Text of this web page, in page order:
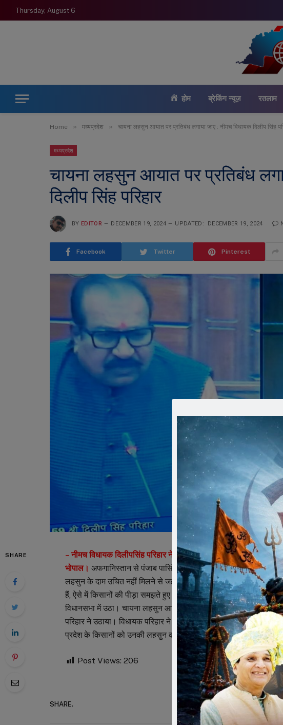
Thursday, August 6
होम ब्रेकिंग न्यूज़ रतलाम
Home » मध्यप्रदेश » चायना लहसुन आयात पर प्रतिबंध लगाया जाए : नीमच विधायक दिलीप सिंह
मध्यप्रदेश
चायना लहसुन आयात पर प्रतिबंध
दिलीप सिंह परिहार
BY EDITOR DECEMBER 19, 2024 UPDATED: DECEMBER 19, 2024
Facebook Twitter Pinterest
SHARE
– नीमच विधायक दिलीपसिंह परिहार ने मध्यप्रदेश विधानसभा में उठाई आवाज
भोपाल। अफगानिस्तान से पंजाब पासिंग 2 ट्रकों में चायना की लहसुन मिलने
लहसुन के दाम उचित नहीं मिलने से जहां प्रदेश के किसान चिंतित हैं, वहीं बैन
हैं, ऐसे में किसानों की पीड़ा समझते हुए तथा चायना लहसुन के आयात पर
विधानसभा में उठा। चायना लहसुन आयात पद प्रतिबंध लगाए जाने का यह
परिहार ने उठाया। विधायक परिहार ने कहा कि जब तक चायना लहसुन के
प्रदेश के किसानों को उनकी लहसुन का उचित दाम नहीं मिल सकेगा।
Post Views: 206
SHARE.
Facebook Twitter